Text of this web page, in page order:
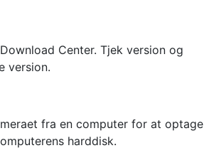
Center. Tjek version og
version.
fra en computer for at optage
harddisk.